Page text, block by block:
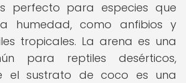
perfecto para especies que
humedad, como anfibios y
tropicales. La arena es una
para reptiles desérticos,
el sustrato de coco es una